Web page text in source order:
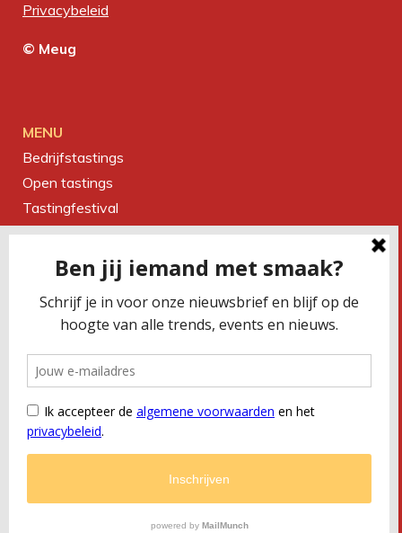
Privacybeleid
© Meug
MENU
Bedrijfstastings
Open tastings
Tastingfestival
Magazine
Over ons
CONTACTEER ONS
Smaakbureau Meug
Kerkstraat 19 | 2060 Antwerpen
T +32 (0) 479 32 02 66
BE 0675 505 327